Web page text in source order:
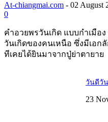
At-chiangmai.com - 02 August
0
คำอวยพรวันเกิด แบบกำเมือ
วันเกิดของคนเหนือ ซึ่งมีเอก
ทีเคยได้ยินมาจากปู่ย่าตายาย
วันดีวั
23